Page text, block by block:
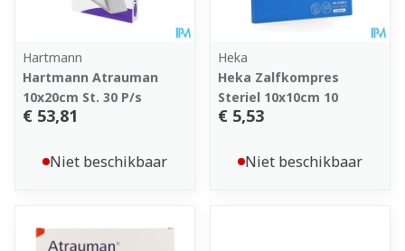
Hartmann
Hartmann Atrauman
10x20cm St. 30 P/s
€ 53,81
Niet beschikbaar
Heka
Heka Zalfkompres
Steriel 10x10cm 10
€ 5,53
Niet beschikbaar